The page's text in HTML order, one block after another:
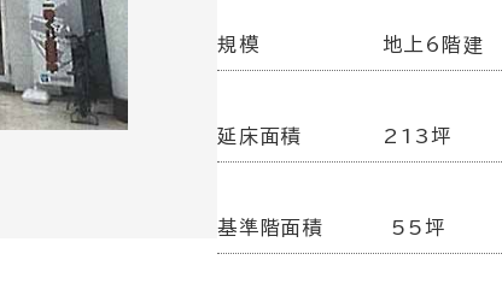
規模 地上6階建
延床面積 213坪
基準階面積 55坪